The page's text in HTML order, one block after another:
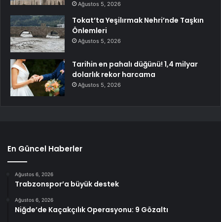
Ağustos 5, 2026
Tokat’ta Yeşilırmak Nehri’nde Taşkın
Önlemleri
Ağustos 5, 2026
Tarihin en pahalı düğünü! 1,4 milyar
dolarlık rekor harcama
Ağustos 5, 2026
En Güncel Haberler
Ağustos 6, 2026
Trabzonspor’a büyük destek
Ağustos 6, 2026
Niğde’de Kaçakçılık Operasyonu: 9 Gözaltı